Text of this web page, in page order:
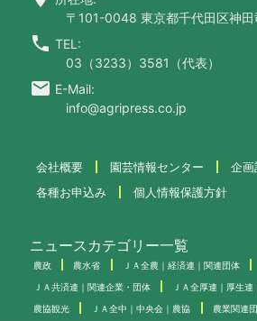
〒101-0048 東京都千代田区神田
call TEL:
03（3233）3581（代表）
email E-Mail:
info@agripress.co.jp
会社概要 園芸情報センター
企画
各種お申込み
個人情報保護方針
ニュースカテゴリー一覧
農政 農水省 ＪＡ全農｜経済連｜関連団体
ＪＡ共済連｜関連企業・団体 ＪＡ全厚連｜厚生連
農協観光 ＪＡ全中｜中央会｜農協 農業関連